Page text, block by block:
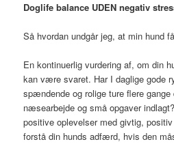
Doglife balance UDEN negativ
Så hvordan undgår jeg, at min hund
En kontinuerlig vurdering af, om din
kan være svaret. Har I daglige gode
spændende og rolige ture flere gange
næsearbejde og små opgaver
positive oplevelser med givtig,
forstå din hunds adfærd, hvis den